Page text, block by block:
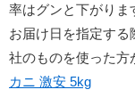
率はグンと下がりま
お届け日を指定す
社のものを使った方
カニ 激安 5kg